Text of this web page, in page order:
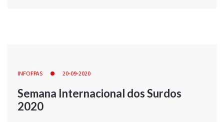
INFOFPAS 20-09-2020
Semana Internacional dos Surdos
2020